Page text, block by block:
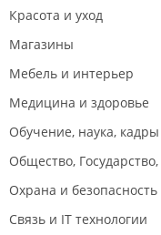
Красота и уход
Магазины
Мебель и интерьер
Медицина и здоровье
Обучение, наука, кадры
Общество,
Охрана и безопасность
Связь и IT технологии